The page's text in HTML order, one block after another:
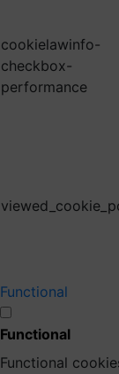
cookielawinfo-
checkbox-
performance
Functional
Functional
Functional